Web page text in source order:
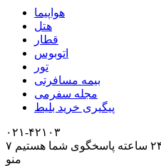
هواپیما
هتل
قطار
اتوبوس
تور
بیمه مسافرتی
مجله سفرمی
پیگیری خرید بلیط
۰۲۱-۴٢١٠٣
منو